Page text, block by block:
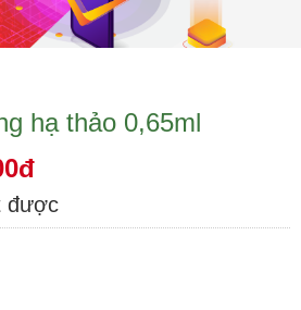
hạ thảo 0,65ml
được